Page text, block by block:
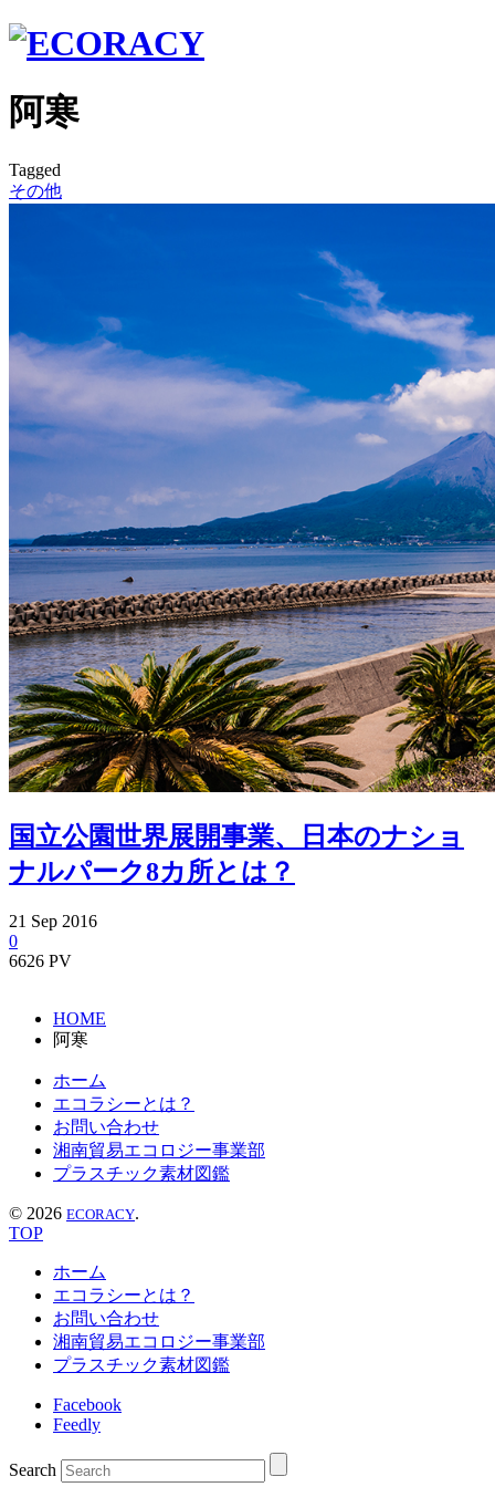
阿寒
Tagged
その他
国立公園世界展開事業、日本のナショ
ナルパーク8カ所とは？
21 Sep 2016
0
6626 PV
HOME
阿寒
ホーム
エコラシーとは？
お問い合わせ
湘南貿易エコロジー事業部
プラスチック素材図鑑
© 2026 ECORACY.
TOP
ホーム
エコラシーとは？
お問い合わせ
湘南貿易エコロジー事業部
プラスチック素材図鑑
Facebook
Feedly
Search